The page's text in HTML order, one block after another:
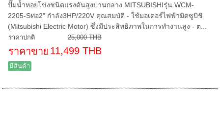
ปั๊มน้ำหอยโข่งชนิดแรงดันสูงปานกลาง MITSUBISHIรุ่น WCM-
2205-Sท่อ2" กำลัง3HP/220V คุณสมบัติ - ใช้มอเตอร์ไฟฟ้ามิตซูบิชิ
(Mitsubishi Electric Motor) ซึ่งมีประสิทธิภาพในการทำงานสูง - ต...
ราคาปกติ 25,000 THB
ราคาขาย 11,499 THB
มีสินค้า